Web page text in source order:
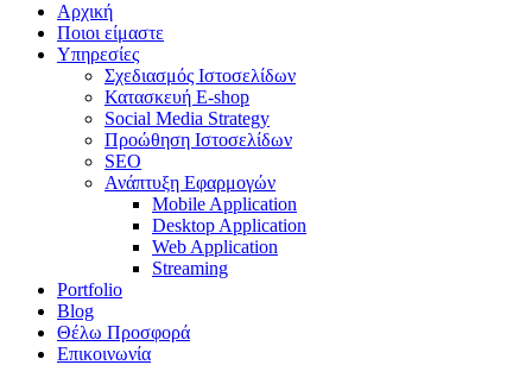
Αρχική
Ποιοι είμαστε
Υπηρεσίες
Σχεδιασμός Ιστοσελίδων
Κατασκευή E-shop
Social Media Strategy
Προώθηση Ιστοσελίδων
SEO
Ανάπτυξη Εφαρμογών
Mobile Application
Desktop Application
Web Application
Streaming
Portfolio
Blog
Θέλω Προσφορά
Επικοινωνία